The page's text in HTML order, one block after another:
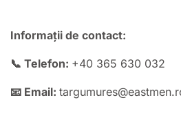
Informații de contact:
📞 Telefon: +40 365 630 032
📧 Email: